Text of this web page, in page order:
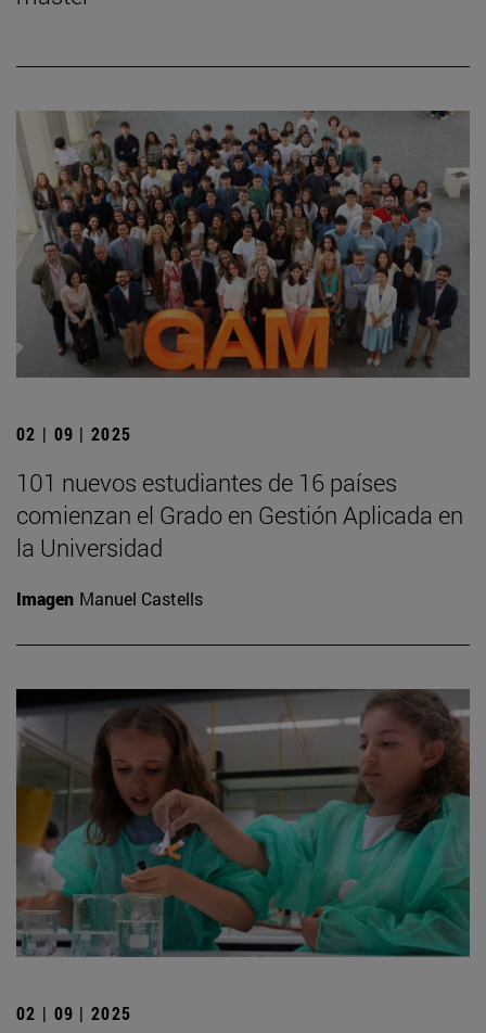
02 | 09 | 2025
101 nuevos estudiantes de 16 países
comienzan el Grado en Gestión Aplicada en
la Universidad
Imagen Manuel Castells
02 | 09 | 2025